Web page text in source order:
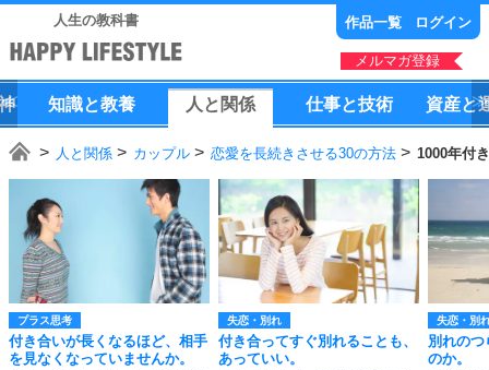
人生の教科書 作品一覧 ログイン
メルマガ登録
知識と教養 人 と 関係 仕事と技術 資産と
人と関係 カップル 恋愛を長続きさせる30の方法 1000年付
プラス思考
付き合いが長くなるほど、相手
を見なくなっていませんか。
失恋・別れ
付き合ってすぐ別れることも、
あっていい。
失恋・別
別れの
のか。